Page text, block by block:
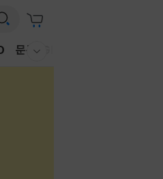
문구/GIFT